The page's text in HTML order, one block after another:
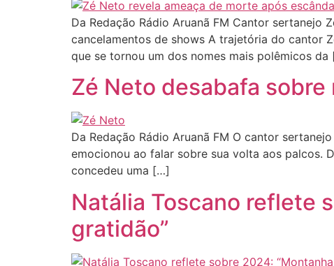
Da Redação Rádio Aruanã FM Cantor
cancelamentos de shows A trajetória do cantor
que se tornou um dos nomes mais polêmicos da
Zé Neto desabafa
Da Redação Rádio Aruanã FM O cantor
emocionou ao falar sobre sua volta aos palcos.
concedeu uma […]
Natália Toscano reflete
gratidão”